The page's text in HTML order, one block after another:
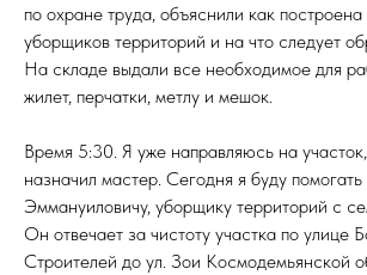
по охране труда, объяснили как
уборщиков территорий и на что следует
На складе выдали все необходимое для
жилет, перчатки, метлу и мешок.
Время 5:30. Я уже направляюсь на
назначил мастер. Сегодня я буду
Эммануиловичу, уборщику территорий с
Он отвечает за чистоту участка по улице
Строителей до ул. Зои Космодемьянской